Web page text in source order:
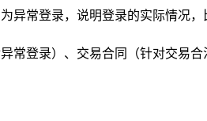
异常登录，说明登录的实际情况
常登录）、交易合同（针对交易